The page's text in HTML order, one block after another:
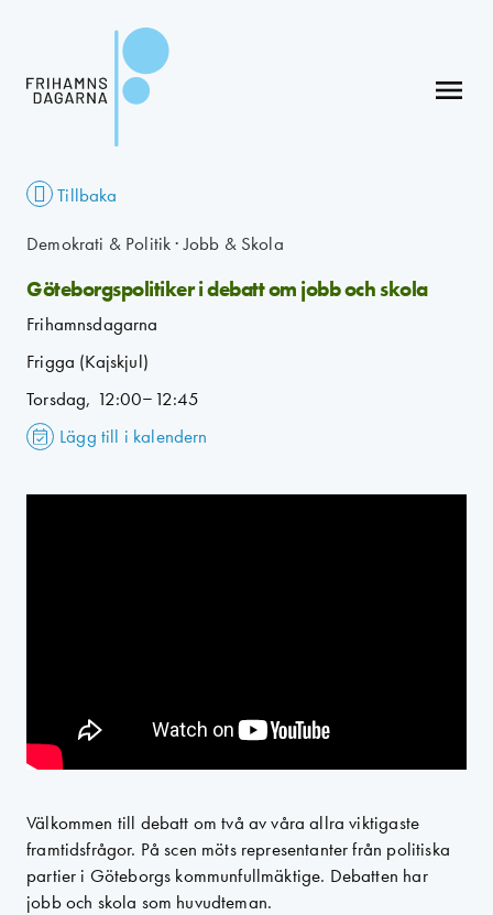
menu
Tillbaka
Demokrati & Politik·Jobb & Skola
Göteborgspolitiker i debatt om jobb och skola
Frihamnsdagarna
Frigga (Kajskjul)
Torsdag, 12:00–12:45
Lägg till i kalendern
Välkommen till debatt om två av våra allra viktigaste
framtidsfrågor. På scen möts representanter från politiska
partier i Göteborgs kommunfullmäktige. Debatten har
jobb och skola som huvudteman.